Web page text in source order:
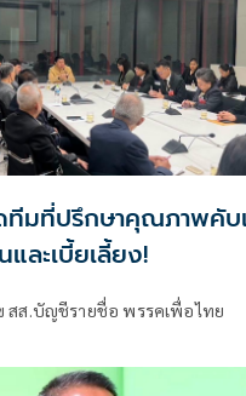
มที่ปรึกษาคุณภาพคับ
และเบี้ยเลี้ยง!
สส.บัญชีรายชื่อ พรรคเพื่อไทย